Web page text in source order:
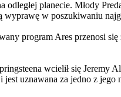
planecie. Młody
wyprawę w poszukiwaniu
program Ares przenosi
wcielił się
uznawana za jedno z